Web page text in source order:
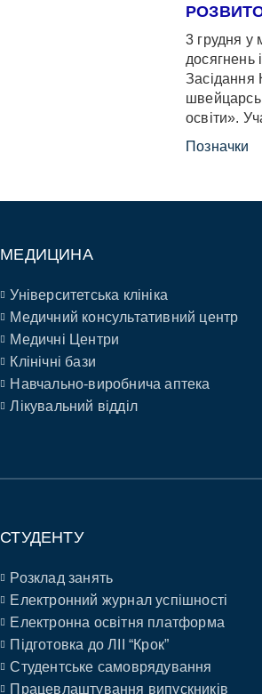
3 грудня у
досягнень
Засідання
освіти».
Позначки
МЕДИЦИНА
Університетська клініка
Медичний консультативний центр
Медичні Центри
Клінічні бази
Навчально-виробнича аптека
Лікувальний відділ
СТУДЕНТУ
Розклад занять
Електронний журнал успішності
Електронна освітня платформа
Підготовка до ЛІІ “Крок”
Студентське самоврядування
Працевлаштування випускників